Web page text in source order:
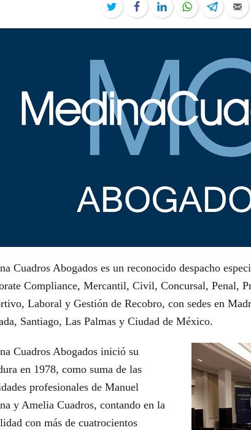
TwitterFacebookLinkedInWhatsApp
Cuadros Abogados es un reconocido despacho
Compliance, Mercantil, Civil, Concursal, Penal,
Laboral y Gestión de Recobro, con sedes en
Santiago, Las Palmas y Ciudad de México.
Cuadros Abogados inició su
en 1978, como suma de las
profesionales de Manuel
y Amelia Cuadros, contando en la
con más de cuatrocientos